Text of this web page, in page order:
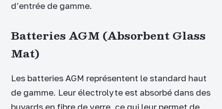
d’entrée de gamme.
Batteries AGM (Absorbent Glass
Mat)
Les batteries AGM représentent le standard haut
de gamme. Leur électrolyte est absorbé dans des
buvards en fibre de verre, ce qui leur permet de